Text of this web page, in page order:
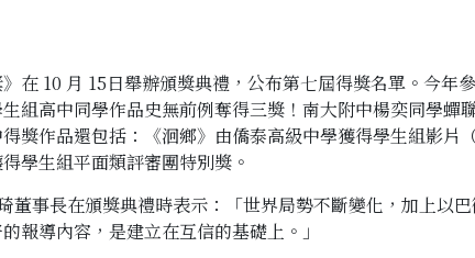
》在 10 月 15日舉辦頒獎典禮，公布第七屆得獎名單。今
組高中同學作品史無前例奪得三獎！南大附中楊奕同學蟬
獎作品還包括：《洄鄉》由僑泰高級中學獲得學生組影
學生組平面類評審團特別獎。
董事長在頒獎典禮時表示：「世界局勢不斷變化，加上以
報導內容，是建立在互信的基礎上。」